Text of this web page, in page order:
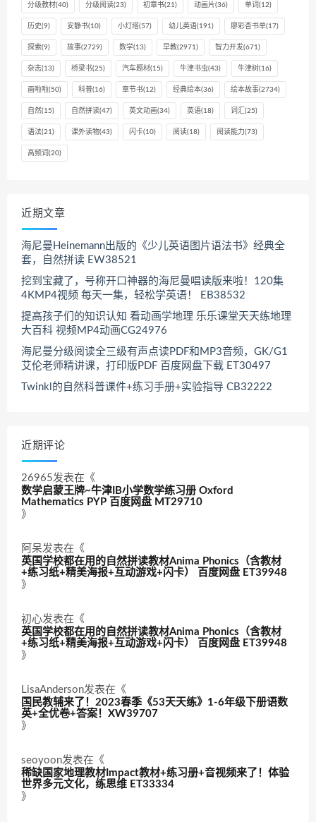
分级教材(40) 分级阅读(23) 初章书(21) 动画片(36) 单词 (12)
历史(9) 安静书(10) 小灯塔(57) 幼儿英语(191) 廖彩杏书单(17)
探索(9) 故事(2729) 数学(13) 早教(2971) 智力开发(671)
杂志(13) 桥梁书(25) 汽车题材(15) 牛津书虫(43) 牛津树(16)
画啦啦(50) 科普(16) 章节书(12) 经典绘本(36) 绘本故事(2734)
自然(15) 自然拼读(47) 英文动画(34) 英语(18) 词汇 (25)
语法(21) 课外读物(43) 闪卡(10) 阅读(18) 阅读能力 (73)
高频词 (20)
近期文章
海尼曼Heinemann出版的《少儿英语图片语法书》经典全
套，自然拼读 EW38521
挖到宝藏了，号称开口神器的海尼曼唱读版来啦！120集
4KMP4视频 每天一集，轻松学英语！ EB38532
提高孩子们的知识认知 看动画学地理 乐乐课堂天天练地理
大百科 视频MP4动画CG24976
海尼曼分级阅读全三级有声点读PDF和MP3音频，GK/G1
艾伦老师精讲课，打印版PDF 百度网盘下载 ET30497
Twinkl的自然科普课件+练习手册+实验指导 CB32222
近期评论
26965发表在《
数学启蒙王牌~牛津IB小学数学练习册 Oxford
Mathematics PYP 百度网盘 MT29710
》
阿呆发表在《
英国学校都在用的自然拼读教材Anima Phonics（含教材
+练习纸+精美海报+互动游戏+闪卡） 百度网盘 ET39948
》
初心发表在《
英国学校都在用的自然拼读教材Anima Phonics（含教材
+练习纸+精美海报+互动游戏+闪卡） 百度网盘 ET39948
》
LisaAnderson发表在《
国民教辅来了！2023春季《53天天练》1-6年级下册语数
英+全优卷+答案！XW39707
》
seoyoon发表在《
稀缺国家地理教材Impact教材+练习册+音视频来了！体验
世界多元文化，练思维 ET33334
》